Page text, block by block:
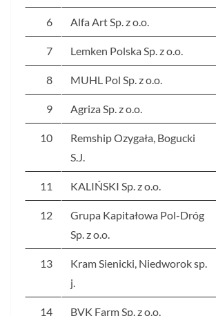
6 Alfa Art Sp. z o.o.
7 Lemken Polska Sp. z o.o.
8 MUHL Pol Sp. z o.o.
9 Agriza Sp. z o.o.
10
Remship Ozygała, Bogucki
S.J.
11 KALIŃSKI Sp. z o.o.
12
Grupa Kapitałowa Pol-Dróg
Sp. z o.o.
13
Kram Sienicki, Niedworok sp.
j.
14 BVK Farm Sp. z o.o.